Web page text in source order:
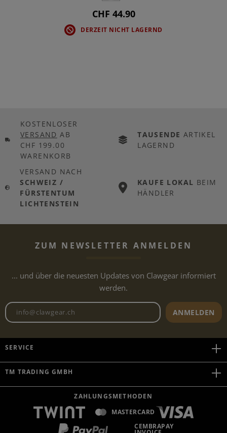
CHF 44.90
DERZEIT NICHT LAGERND
KOSTENLOSER
VERSAND AB
CHF 199.00
WARENKORB
TAUSENDE ARTIKEL
LAGERND
VERSAND NACH
SCHWEIZ /
FÜRSTENTUM
LICHTENSTEIN
KAUFE LOKAL BEIM
HÄNDLER
ZUM NEWSLETTER ANMELDEN
... und über die neuesten Updates von Clawgear informiert
werden.
Newsletter E-Mail-Adresse
ANMELDEN
SERVICE
TM TRADING GMBH
ZAHLUNGSMETHODEN
MASTERCARD
CEMBRAPAY